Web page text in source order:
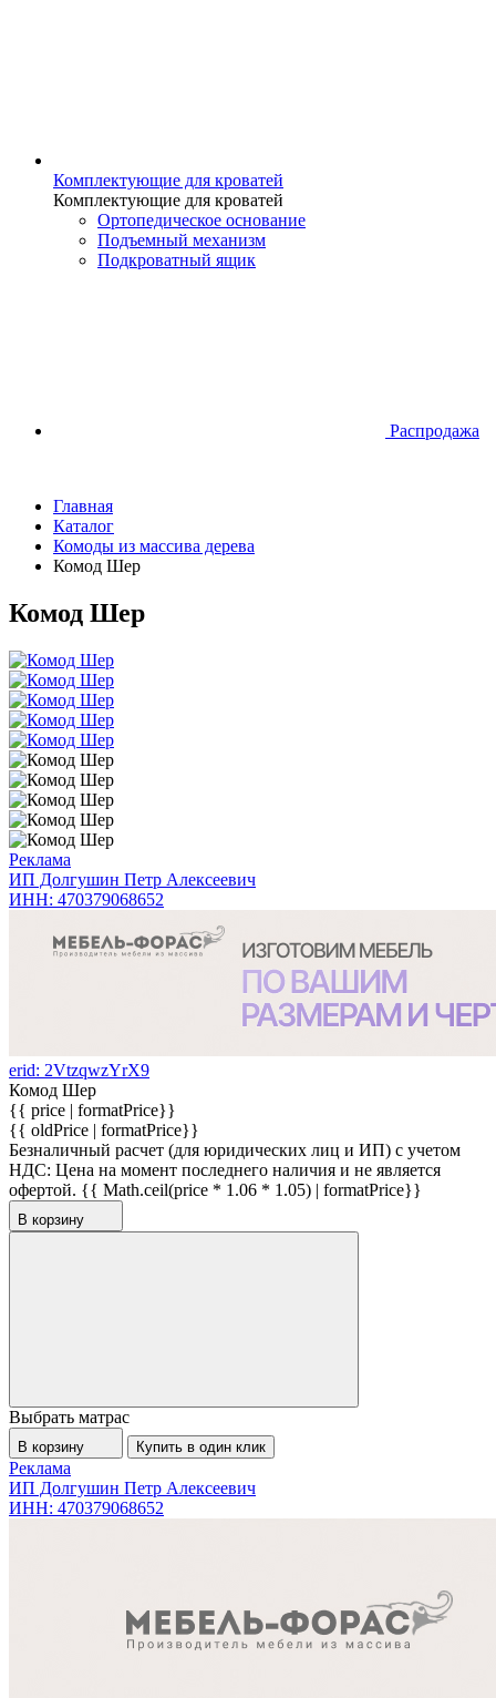
Комплектующие для кроватей
Комплектующие для кроватей
Ортопедическое основание
Подъемный механизм
Подкроватный ящик
Распродажа
Главная
Каталог
Комоды из массива дерева
Комод Шер
Комод Шер
Реклама
ИП Долгушин Петр Алексеевич
ИНН: 470379068652
erid: 2VtzqwzYrX9
Комод Шер
{{ price | formatPrice}}
{{ oldPrice | formatPrice}}
Безналичный расчет (для юридических лиц и ИП) с учетом
НДС: Цена на момент последнего наличия и не является
офертой. {{ Math.ceil(price * 1.06 * 1.05) | formatPrice}}
В корзину
Выбрать матрас
В корзину Купить в один клик
Реклама
ИП Долгушин Петр Алексеевич
ИНН: 470379068652